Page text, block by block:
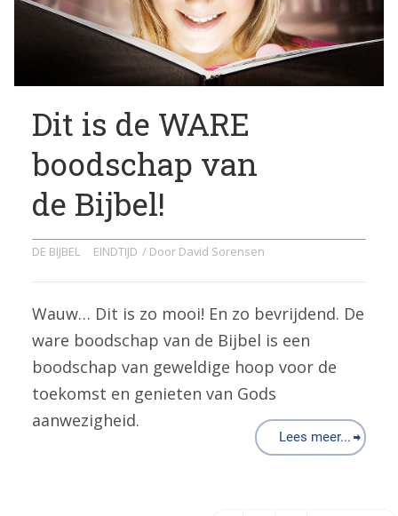
Dit is de WARE
boodschap van
de Bijbel!
DE BIJBEL EINDTIJD / Door David Sorensen
Wauw… Dit is zo mooi! En zo bevrijdend. De
ware boodschap van de Bijbel is een
boodschap van geweldige hoop voor de
toekomst en genieten van Gods
aanwezigheid.
Lees meer...